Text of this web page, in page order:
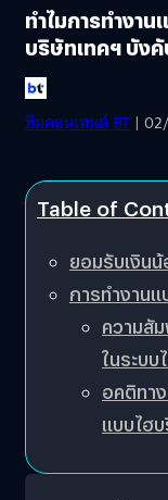
ทำไมการทำงา
บริษัทเทคฯ บัง
ทีมคอนเทนต์ BT |
Table of
ยอมรับเงิน
การทำงาน
ความสั
ในระบบ
อคติทา
แบบไฮ